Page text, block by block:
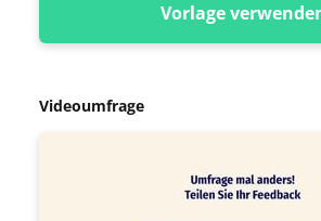
Vorlage
Videoumfrage